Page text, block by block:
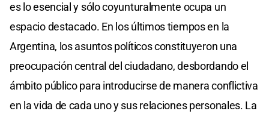
es lo esencial y sólo coyunturalmente ocupa un
espacio destacado. En los últimos tiempos en la
Argentina, los asuntos políticos constituyeron una
preocupación central del ciudadano, desbordando el
ámbito público para introducirse de manera conflictiva
en la vida de cada uno y sus relaciones personales. La